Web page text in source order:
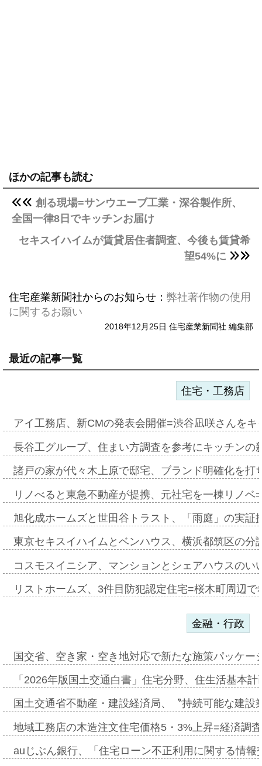
ほかの記事も読む
創る現場=サンウエーブ工業・深谷製作所、
全国一律8日でキッチンお届け
セキスイハイムが賃貸居住者調査、今後も賃貸希
望54%に
住宅産業新聞社からのお知らせ： 弊社著作物の使用
に関するお願い
2018年12月25日 住宅産業新聞社 編集部
最近の記事一覧
住宅・工務店
アイ工務店、新CMの発表会開催=渋谷凪咲さんを
長谷工グループ、住まい方調査を参考にキッチン
諸戸の家が代々木上原で邸宅、ブランド明確化を
リノべると東急不動産が提携、元社宅を一棟リノ
旭化成ホームズと世田谷トラスト、「雨庭」の実
東京セキスイハイムとベンハウス、横浜都筑区の
コスモスイニシア、マンションとシェアハウスの
リストホームズ、3件目防犯認定住宅=桜木町周辺
金融・行政
国交省、空き家・空き地対応で新たな施策パッケ
「2026年版国土交通白書」住宅分野、住生活基本
国土交通省不動産・建設経済局、〝持続可能な建
地域工務店の木造注文住宅価格5・3%上昇=経済調
auじぶん銀行、「住宅ローン不正利用に関する情